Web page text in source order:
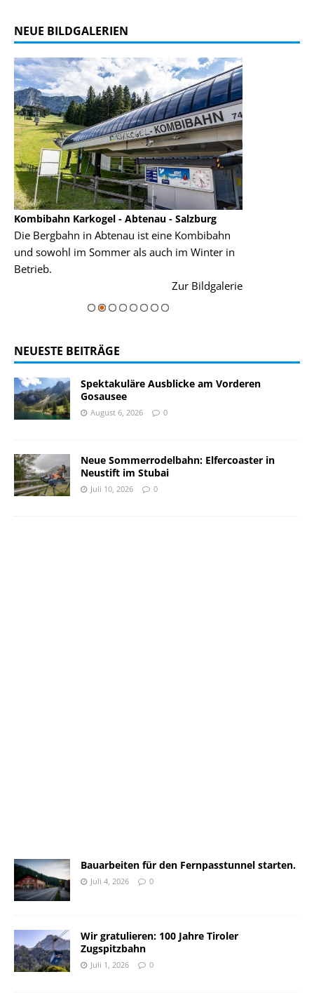
NEUE BILDGALERIEN
Kombibahn Karkogel - Abtenau - Salzburg
Die Bergbahn in Abtenau ist eine Kombibahn
und sowohl im Sommer als auch im Winter in
Betrieb.
Zur Bildgalerie
NEUESTE BEITRÄGE
Spektakuläre Ausblicke am Vorderen
Gosausee
August 6, 2026 0
Neue Sommerrodelbahn: Elfercoaster in
Neustift im Stubai
Juli 10, 2026 0
Bauarbeiten für den Fernpasstunnel starten.
Juli 4, 2026 0
Wir gratulieren: 100 Jahre Tiroler
Zugspitzbahn
Juli 1, 2026 0